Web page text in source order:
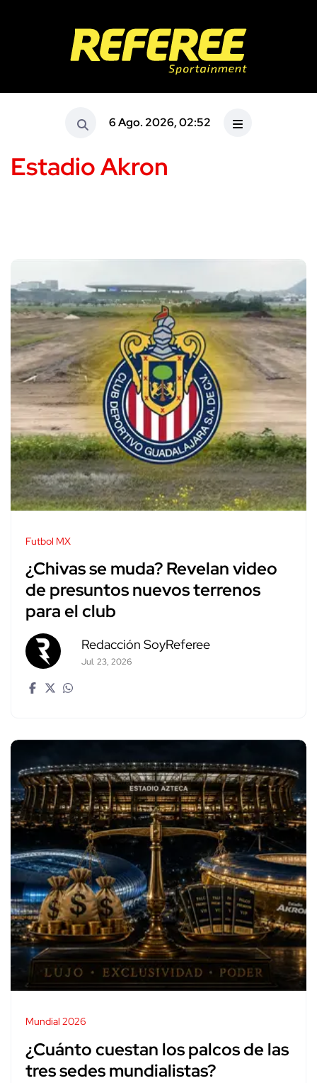
6 Ago. 2026, 02:52
Estadio Akron
Futbol MX
¿Chivas se muda? Revelan video
de presuntos nuevos terrenos
para el club
Redacción SoyReferee
Jul. 23, 2026
Mundial 2026
¿Cuánto cuestan los palcos de las
tres sedes mundialistas?